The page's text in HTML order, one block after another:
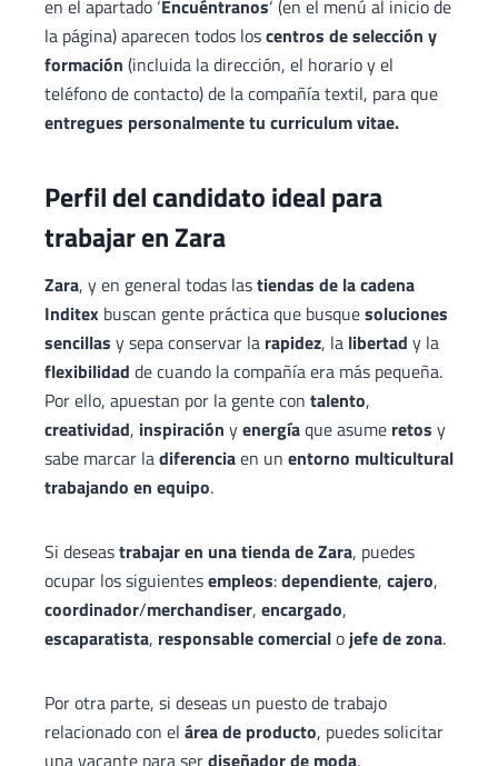
en el apartado ‘Encuéntranos‘ (en el menú al inicio de
la página) aparecen todos loscentros de selección y
formación (incluida la dirección, el horario y el
teléfono de contacto) de la compañía textil, para que
entregues personalmente tu curriculum vitae.
Perfil del candidato ideal para
trabajar en Zara
Zara, y en general todas lastiendas de la cadena
Inditex buscan gente práctica que busquesoluciones
sencillas y sepa conservar la rapidez, la libertad y la
flexibilidad de cuando la compañía era más pequeña.
Por ello, apuestan por la gente con talento,
creatividad, inspiración yenergíaque asume retos y
sabe marcar ladiferenciaen un entorno multicultural
trabajando en equipo.
Si deseastrabajar en una tienda de Zara, puedes
ocupar los siguientesempleos:dependiente, cajero,
coordinador/merchandiser, encargado,
escaparatista, responsablecomercialo jefe de zona.
Por otra parte, si deseas un puesto de trabajo
relacionado con el área de producto, puedes solicitar